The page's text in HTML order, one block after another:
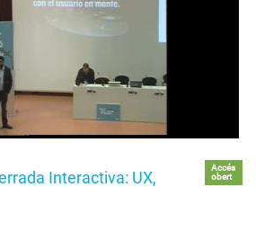
Interactiva: UX,
Accés
obert